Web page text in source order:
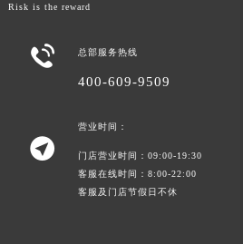
Risk is the reward
 总部服务热线
400-609-9509

营业时间：
门店营业时间：09:00-19:30
客服在线时间：8:00-22:00
客服及门店节假日不休